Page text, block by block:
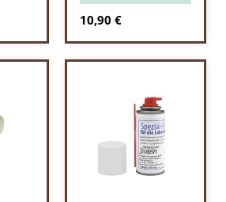
Regulärer Preis:
10,90 €